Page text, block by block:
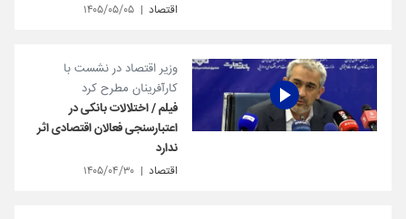
اقتصاد ۱۴۰۵/۰۵/۰۵
وزیر اقتصاد در نشست با
کارآفرینان مطرح کرد
فیلم / اختلالات بانکی در
اعتبارسنجی فعالان اقتصادی اثر
ندارد
اقتصاد ۱۴۰۵/۰۴/۳۰